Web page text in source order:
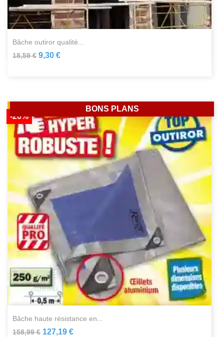
bâche outiror qualité...
18,59 € 9,30 €
bâche haute résistance en...
158,99 €
-20%
127,19 €
BONS PLANS